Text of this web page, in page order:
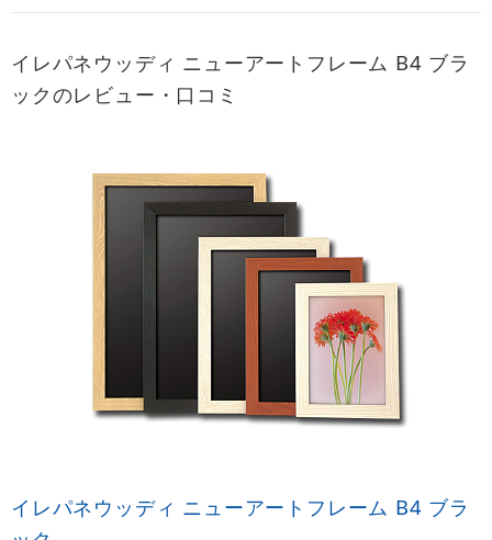
イレパネウッディ ニューアートフレーム B4 ブラ
ックのレビュー・口コミ
イレパネウッディ ニューアートフレーム B4 ブラ